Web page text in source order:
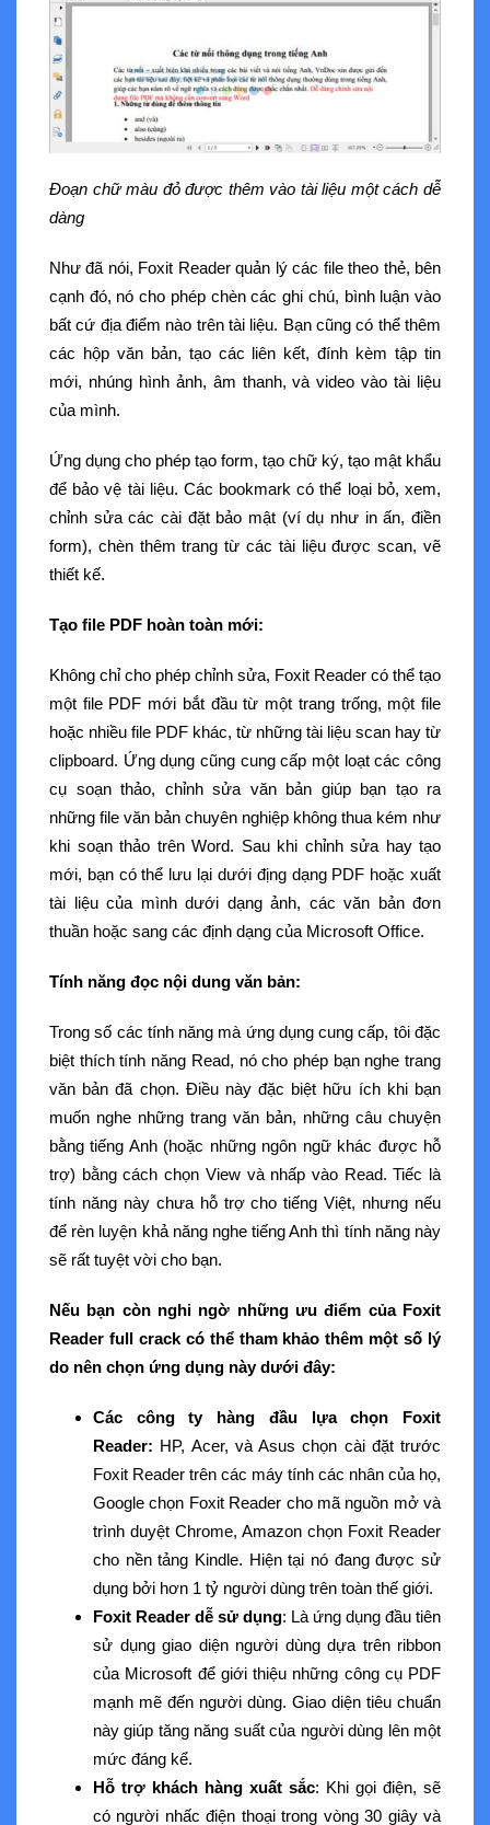
Đoạn chữ màu đỏ được thêm vào tài liệu một cách dễ
dàng
Như đã nói, Foxit Reader quản lý các file theo thẻ, bên
cạnh đó, nó cho phép chèn các ghi chú, bình luận vào
bất cứ địa điểm nào trên tài liệu. Bạn cũng có thể thêm
các hộp văn bản, tạo các liên kết, đính kèm tập tin
mới, nhúng hình ảnh, âm thanh, và video vào tài liệu
của mình.
Ứng dụng cho phép tạo form, tạo chữ ký, tạo mật khẩu
để bảo vệ tài liệu. Các bookmark có thể loại bỏ, xem,
chỉnh sửa các cài đặt bảo mật (ví dụ như in ấn, điền
form), chèn thêm trang từ các tài liệu được scan, vẽ
thiết kế.
Tạo file PDF hoàn toàn mới:
Không chỉ cho phép chỉnh sửa, Foxit Reader có thể tạo
một file PDF mới bắt đầu từ một trang trống, một file
hoặc nhiều file PDF khác, từ những tài liệu scan hay từ
clipboard. Ứng dụng cũng cung cấp một loạt các công
cụ soạn thảo, chỉnh sửa văn bản giúp bạn tạo ra
những file văn bản chuyên nghiệp không thua kém như
khi soạn thảo trên Word. Sau khi chỉnh sửa hay tạo
mới, bạn có thể lưu lại dưới địng dạng PDF hoặc xuất
tài liệu của mình dưới dạng ảnh, các văn bản đơn
thuần hoặc sang các định dạng của Microsoft Office.
Tính năng đọc nội dung văn bản:
Trong số các tính năng mà ứng dụng cung cấp, tôi đặc
biệt thích tính năng Read, nó cho phép bạn nghe trang
văn bản đã chọn. Điều này đặc biệt hữu ích khi bạn
muốn nghe những trang văn bản, những câu chuyện
bằng tiếng Anh (hoặc những ngôn ngữ khác được hỗ
trợ) bằng cách chọn View và nhấp vào Read. Tiếc là
tính năng này chưa hỗ trợ cho tiếng Việt, nhưng nếu
để rèn luyện khả năng nghe tiếng Anh thì tính năng này
sẽ rất tuyệt vời cho bạn.
Nếu bạn còn nghi ngờ những ưu điểm của Foxit
Reader full crack có thể tham khảo thêm một số lý
do nên chọn ứng dụng này dưới đây:
Các công ty hàng đầu lựa chọn Foxit
Reader: HP, Acer, và Asus chọn cài đặt trước
Foxit Reader trên các máy tính các nhân của họ,
Google chọn Foxit Reader cho mã nguồn mở và
trình duyệt Chrome, Amazon chọn Foxit Reader
cho nền tảng Kindle. Hiện tại nó đang được sử
dụng bởi hơn 1 tỷ người dùng trên toàn thế giới.
Foxit Reader dễ sử dụng: Là ứng dụng đầu tiên
sử dụng giao diện người dùng dựa trên ribbon
của Microsoft để giới thiệu những công cụ PDF
mạnh mẽ đến người dùng. Giao diện tiêu chuẩn
này giúp tăng năng suất của người dùng lên một
mức đáng kể.
Hỗ trợ khách hàng xuất sắc: Khi gọi điện, sẽ
có người nhấc điện thoại trong vòng 30 giây và